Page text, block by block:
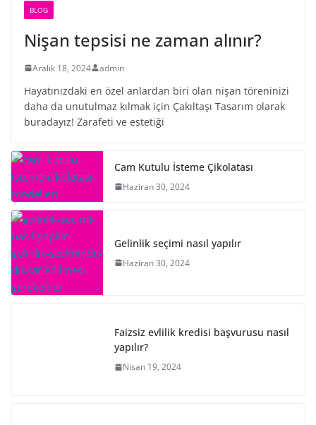
BLOG
Nişan tepsisi ne zaman alınır?
Aralık 18, 2024 admin
Hayatınızdaki en özel anlardan biri olan nişan töreninizi
daha da unutulmaz kılmak için Çakıltaşı Tasarım olarak
buradayız! Zarafeti ve estetiği
Cam Kutulu İsteme Çikolatası
Haziran 30, 2024
Gelinlik seçimi nasıl yapılır
Haziran 30, 2024
Faizsiz evlilik kredisi başvurusu nasıl
yapılır?
Nisan 19, 2024